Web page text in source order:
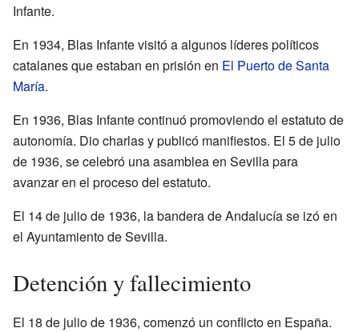
Infante.
En 1934, Blas Infante visitó a algunos líderes políticos
catalanes que estaban en prisión en El Puerto de Santa
María.
En 1936, Blas Infante continuó promoviendo el estatuto de
autonomía. Dio charlas y publicó manifiestos. El 5 de julio
de 1936, se celebró una asamblea en Sevilla para
avanzar en el proceso del estatuto.
El 14 de julio de 1936, la bandera de Andalucía se izó en
el Ayuntamiento de Sevilla.
Detención y fallecimiento
El 18 de julio de 1936, comenzó un conflicto en España.